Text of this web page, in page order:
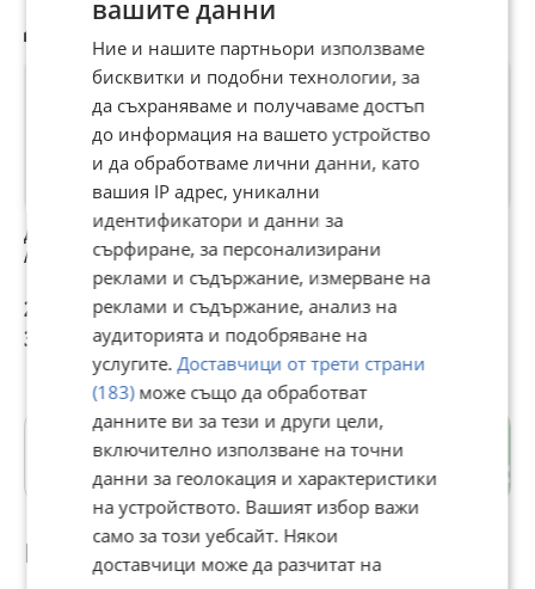
Другите търсят също
Двигател за Audi
A6 4G 2.0TDI CNH
200 €
391,17 лв
Заден мост от
Nissan Qashqai 1.3
DIG-T двигател
HR13DDT 160 кс.,
автоматик,
панорама, 2019 г.
200 €
391,17 лв
алтернатор
Динамо 185A
Mitsubishi от
dci двигател
R9M415 121 кс.
200 €
391,17 лв
гр. София
София-град
Препоръчани за теб
вашите данни
Ние и нашите партньори използваме
бисквитки и подобни технологии, за
да съхраняваме и получаваме достъп
до информация на вашето устройство
и да обработваме лични данни, като
вашия IP адрес, уникални
идентификатори и данни за
сърфиране, за персонализирани
реклами и съдържание, измерване на
реклами и съдържание, анализ на
аудиторията и подобряване на
услугите. Доставчици от трети страни
(183)може също да обработват
данните ви за тези и други цели,
включително използване на точни
данни за геолокация и характеристики
на устройството. Вашият избор важи
само за този уебсайт. Някои
доставчици може да разчитат на